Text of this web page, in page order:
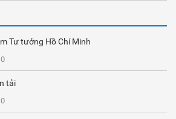
Tư tưởng Hồ Chí Minh
0
tải
0